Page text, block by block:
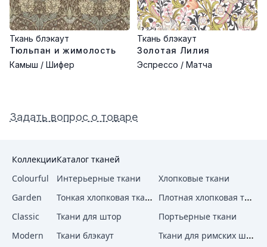
Ткань блэкаут
Тюльпан и жимолость
Камыш / Шифер
Ткань блэкаут
Золотая Лилия
Эспрессо / Матча
Задать вопрос о товаре
Коллекции
Colourful
Garden
Classic
Modern
Каталог тканей
Интерьерные ткани
Хлопковые ткани
Тонкая хлопковая ткань Плотная хлопковая ткань
Ткани для штор
Портьерные ткани
Ткани блэкаут
Ткани для римских штор